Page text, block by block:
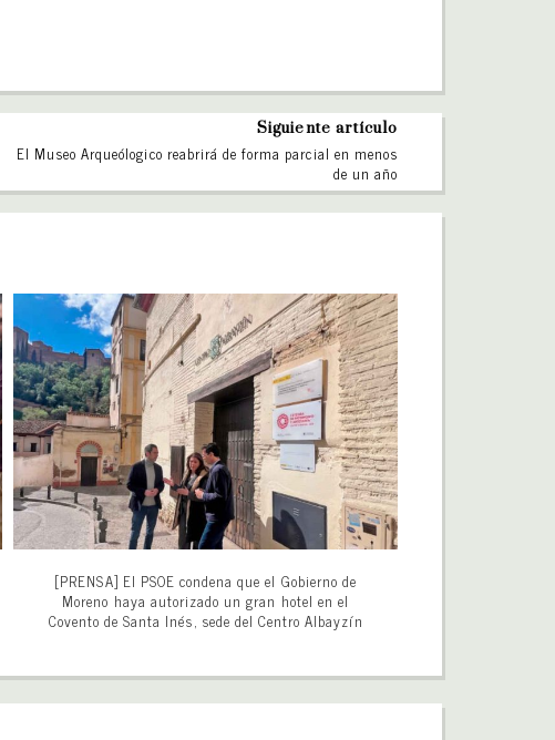
Siguiente artículo
El Museo Arqueólogico reabrirá de forma parcial en menos
de un año
[PRENSA] El PSOE condena que el Gobierno de
Moreno haya autorizado un gran hotel en el
Covento de Santa Inés, sede del Centro Albayzín